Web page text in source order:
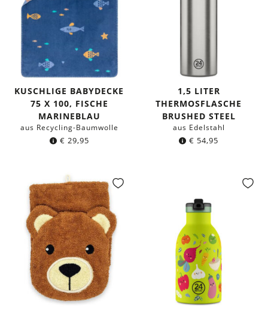
KUSCHLIGE BABYDECKE
75 X 100, FISCHE
MARINEBLAU
aus Recycling-Baumwolle
€ 29,95
1,5 LITER
THERMOSFLASCHE
BRUSHED STEEL
aus Edelstahl
€ 54,95